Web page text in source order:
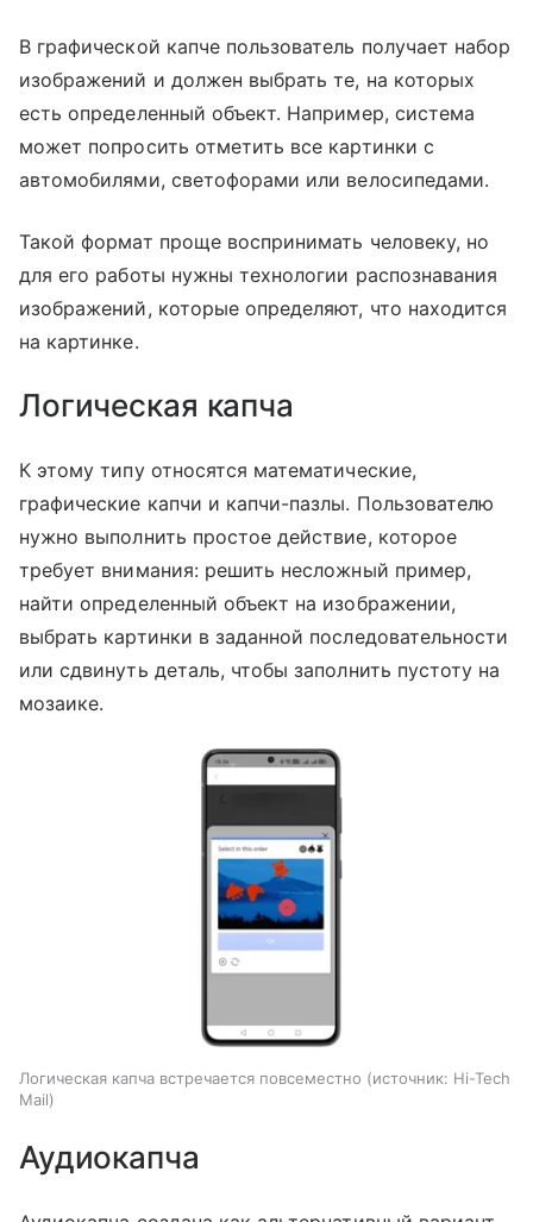
В графической капче пользователь получает набор
изображений и должен выбрать те, на которых
есть определенный объект. Например, система
может попросить отметить все картинки с
автомобилями, светофорами или велосипедами.
Такой формат проще воспринимать человеку, но
для его работы нужны технологии распознавания
изображений, которые определяют, что находится
на картинке.
Логическая капча
К этому типу относятся математические,
графические капчи и капчи-пазлы. Пользователю
нужно выполнить простое действие, которое
требует внимания: решить несложный пример,
найти определенный объект на изображении,
выбрать картинки в заданной последовательности
или сдвинуть деталь, чтобы заполнить пустоту на
мозаике.
Логическая капча встречается повсеместно источник: Hi-Tech
Mail
Аудиокапча